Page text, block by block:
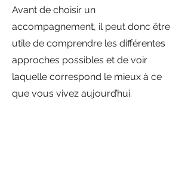
Avant de choisir un
accompagnement, il peut donc être
utile de comprendre les différentes
approches possibles et de voir
laquelle correspond le mieux à ce
que vous vivez aujourd’hui.